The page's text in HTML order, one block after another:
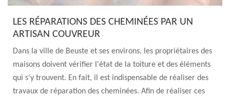
LES RÉPARATIONS DES CHEMINÉES PAR UN
ARTISAN COUVREUR
Dans la ville de Beuste et ses environs, les propriétaires des
maisons doivent vérifier l'état de la toiture et des éléments
qui s'y trouvent. En fait, il est indispensable de réaliser des
travaux de réparation des cheminées. Afin de réaliser ces